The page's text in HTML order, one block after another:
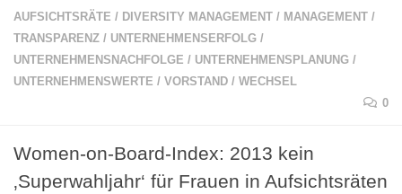
AUFSICHTSRÄTE / DIVERSITY MANAGEMENT / MANAGEMENT /
TRANSPARENZ / UNTERNEHMENSERFOLG /
UNTERNEHMENSNACHFOLGE / UNTERNEHMENSPLANUNG /
UNTERNEHMENSWERTE / VORSTAND / WECHSEL
0
Women-on-Board-Index: 2013 kein
‚Superwahljahr‘ für Frauen in Aufsichtsräten